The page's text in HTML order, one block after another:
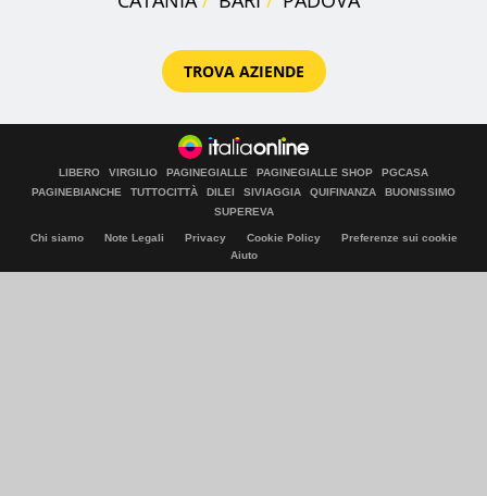
TROVA AZIENDE
LIBERO VIRGILIO PAGINEGIALLE PAGINEGIALLE SHOP
PGCASA
PAGINEBIANCHE
TUTTOCITTÀ DILEI SIVIAGGIA QUIFINANZA
BUONISSIMO
SUPEREVA
Chi siamo Note Legali Privacy Cookie Policy
Preferenze sui cookie
Aiuto